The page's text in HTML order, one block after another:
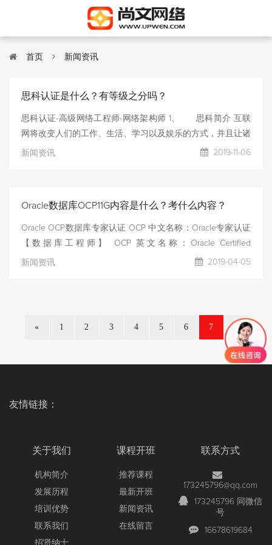
首页 新闻资讯
思科认证是什么？有等级之分吗？
思科认证-高级网络工程师-网络架构师 1、 思科简介 互联
网将改变人们的工作、生活、学习以及娱乐的方式，并且让诸
多领先企业与合作伙伴成为“全球网络经济”模式的受益者。思
网络设备产品提供商，其要求各国的代理拥有通过该认证的工
程师，以提高对用户的服务质量。因而，拥有思科认证相应级
别证书的人员，其就业前景非常广阔，无论是在思科设备供应
商，还是思科产品用户方，均成为首选人才。Cisco职业认证
新闻资讯 2019-11-06
Oracle数据库OCP11G内容是什么？考什么内容？
Oracle OCP数据库专家认证 OCP 中文名称：Oracle专家认证
【数据库工程师】 OCP 英文名称：Oracle Certified
Professional OCP(Oracle认证专家)认证是Oracle专家级技能和
程师的资格。有资格成为大型数据库系统工程技术人员。 未
来可以从事的职业 数据库开发工程师，数据库管理工程师，
数据库售后工程师，系统运维工程师，数据库顾问，数据架构
师。
新闻资讯 2019-04-05
« 1 2 3 4 5 6 7
友情链接：
关于我们
机构简介
发展历程
培训优势
联系我们
招贤纳士
课程开班
推荐课程
最新开班
新闻资讯
在线留言
联系方式
173245796@qq.com
173245796 同微信
号
16678619684